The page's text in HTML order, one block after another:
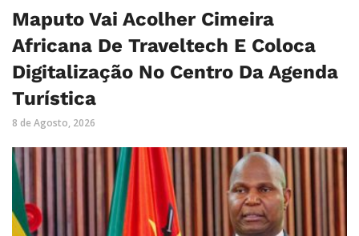
Maputo Vai Acolher Cimeira
Africana De Traveltech E Coloca
Digitalização No Centro Da Agenda
Turística
8 de Agosto, 2026